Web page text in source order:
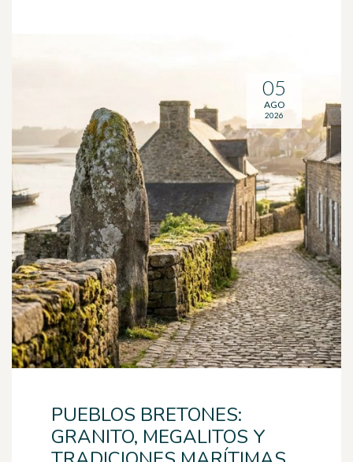
PUEBLOS BRETONES:
GRANITO, MEGALITOS Y
05
AGO
2026